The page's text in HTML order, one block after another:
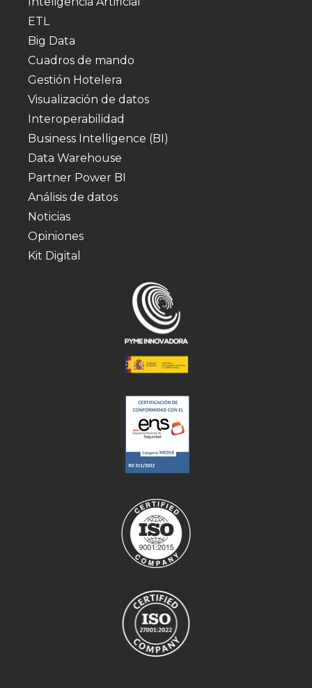
ETL
Big Data
Cuadros de mando
Gestión Hotelera
Visualización de datos
Interoperabilidad
Business Intelligence (BI)
Data Warehouse
Partner Power BI
Análisis de datos
Noticias
Opiniones
Kit Digital